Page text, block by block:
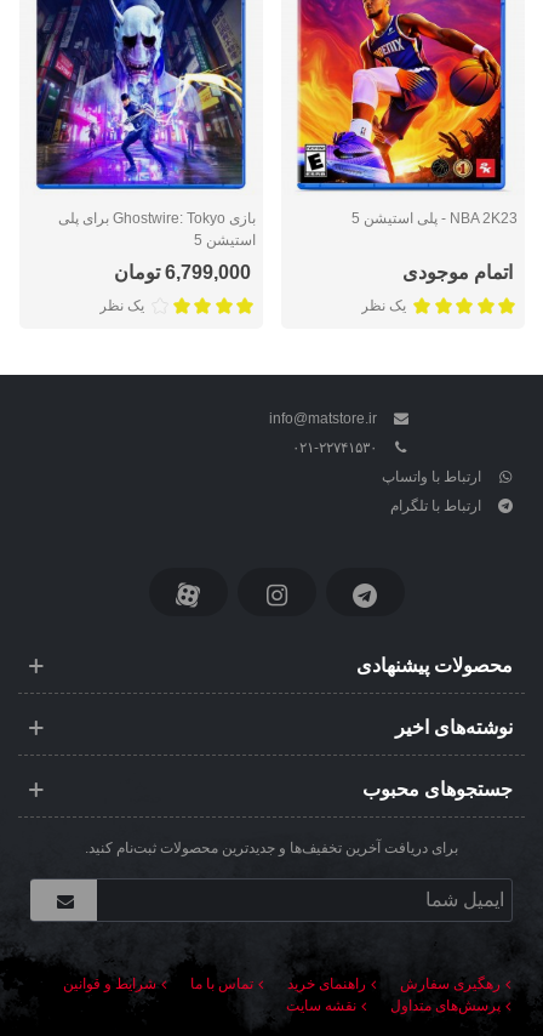
NBA 2K23 - پلی استیشن 5
اتمام موجودی
یک نظر
بازی Ghostwire: Tokyo برای پلی
استیشن 5
6,799,000 تومان
یک نظر
info@matstore.ir
۰۲۱-۲۲۷۴۱۵۳۰
ارتباط با واتساپ
ارتباط با تلگرام
محصولات پیشنهادی
نوشته‌های اخیر
جستجوهای محبوب
برای دریافت آخرین تخفیف‌ها و جدیدترین محصولات ثبت‌نام کنید.
رهگیری سفارش راهنمای خرید تماس با ما
شرایط و قوانین
پرسش‌های متداول
نقشه سایت